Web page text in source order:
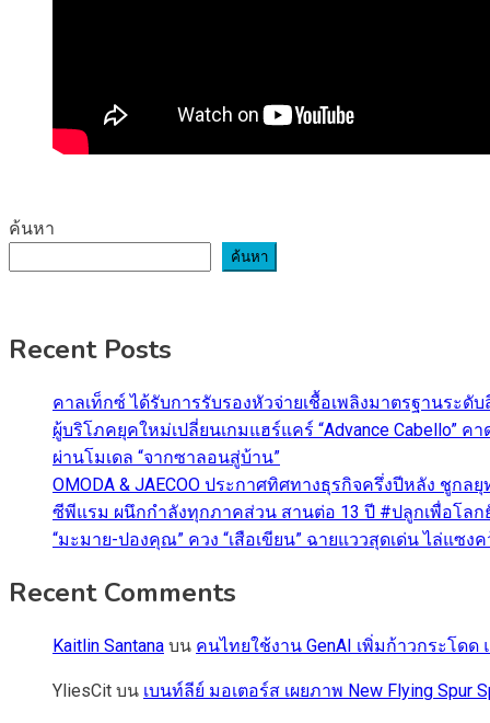
ค้นหา
ค้นหา
Recent Posts
คาลเท็กซ์ ได้รับการรับรองหัวจ่ายเชื้อเพลิงมาตรฐานร
ผู้บริโภคยุคใหม่เปลี่ยนเกมแฮร์แคร์ “Advance
ผ่านโมเดล “จากซาลอนสู่บ้าน”
OMODA & JAECOO ประกาศทิศทางธุรกิจครึ่งปีหลัง ชูกล
ซีพีแรม ผนึกกำลังทุกภาคส่วน สานต่อ 13 ปี #ปลูกเพื่อโลก
“มะมาย-ปองคุณ” ควง “เสือเขียน” ฉายแววสุดเด่น ไล่แ
Recent Comments
Kaitlin Santana บน คนไทยใช้งาน GenAI เพิ่มก้าวกระโด
YliesCit บน เบนท์ลีย์ มอเตอร์ส เผยภาพ New Flying